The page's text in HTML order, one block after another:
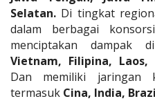
Selatan. Di tingkat
dalam berbagai
menciptakan
Vietnam, Filipina,
Dan memiliki jaringan
termasuk Cina, India,